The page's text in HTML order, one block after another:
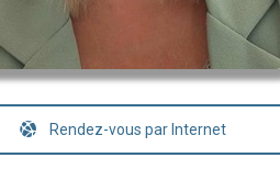
Rendez-vous par Internet